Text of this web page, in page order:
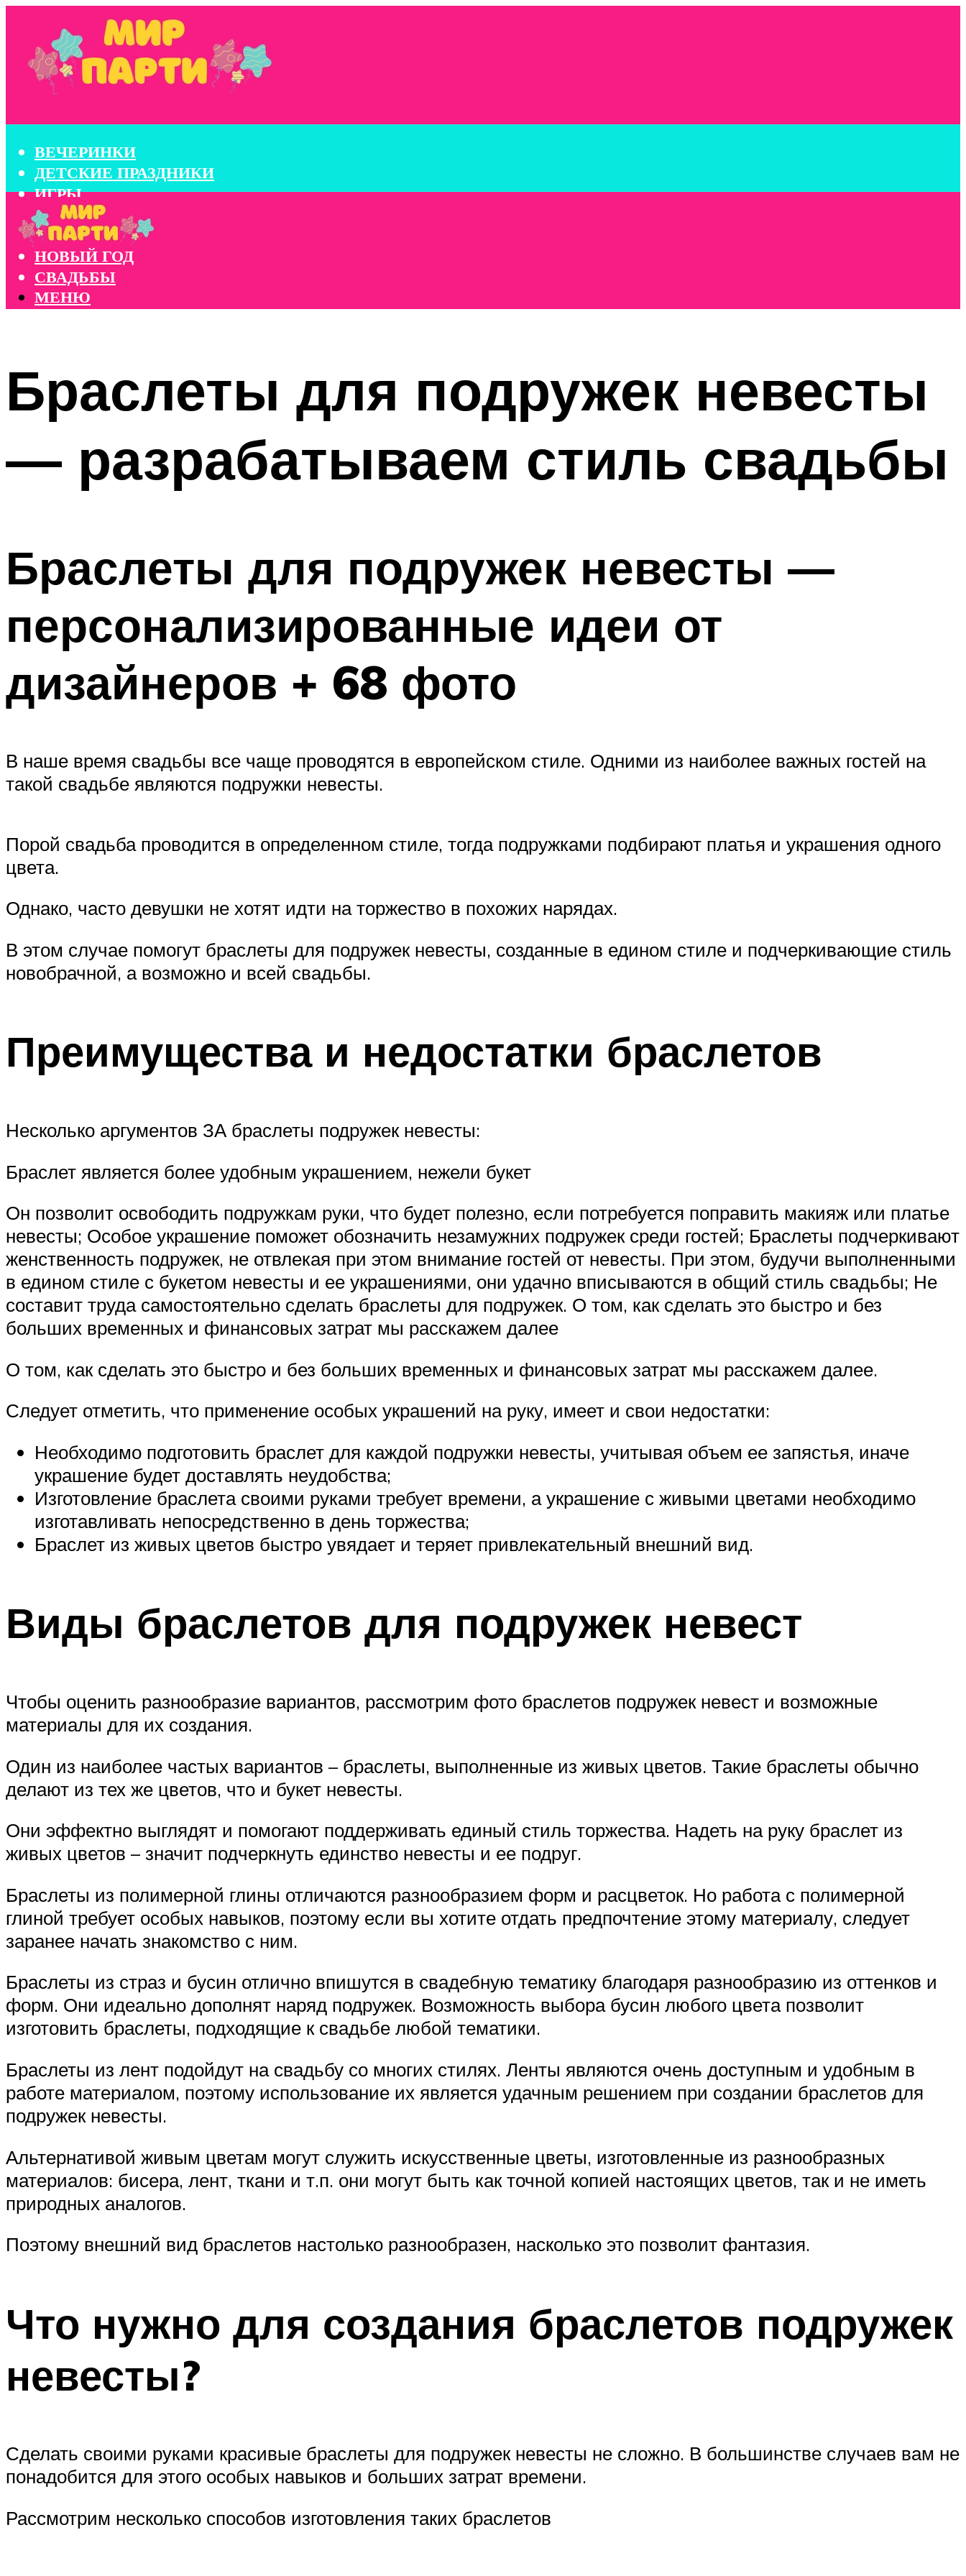
ВЕЧЕРИНКИ
ДЕТСКИЕ ПРАЗДНИКИ
ИГРЫ
КОНКУРСЫ
КОРПОРАТИВЫ
НОВЫЙ ГОД
СВАДЬБЫ
МЕНЮ
Браслеты для подружек невесты
— разрабатываем стиль свадьбы
Браслеты для подружек невесты —
персонализированные идеи от
дизайнеров + 68 фото
В наше время свадьбы все чаще проводятся в европейском стиле. Одними из наиболее важных гостей на
такой свадьбе являются подружки невесты.
Порой свадьба проводится в определенном стиле, тогда подружками подбирают платья и украшения одного
цвета.
Однако, часто девушки не хотят идти на торжество в похожих нарядах.
В этом случае помогут браслеты для подружек невесты, созданные в едином стиле и подчеркивающие стиль
новобрачной, а возможно и всей свадьбы.
Преимущества и недостатки браслетов
Несколько аргументов ЗА браслеты подружек невесты:
Браслет является более удобным украшением, нежели букет
Он позволит освободить подружкам руки, что будет полезно, если потребуется поправить макияж или платье
невесты; Особое украшение поможет обозначить незамужних подружек среди гостей; Браслеты подчеркивают
женственность подружек, не отвлекая при этом внимание гостей от невесты. При этом, будучи выполненными
в едином стиле с букетом невесты и ее украшениями, они удачно вписываются в общий стиль свадьбы; Не
составит труда самостоятельно сделать браслеты для подружек. О том, как сделать это быстро и без
больших временных и финансовых затрат мы расскажем далее
О том, как сделать это быстро и без больших временных и финансовых затрат мы расскажем далее.
Следует отметить, что применение особых украшений на руку, имеет и свои недостатки:
Необходимо подготовить браслет для каждой подружки невесты, учитывая объем ее запястья, иначе
украшение будет доставлять неудобства;
Изготовление браслета своими руками требует времени, а украшение с живыми цветами необходимо
изготавливать непосредственно в день торжества;
Браслет из живых цветов быстро увядает и теряет привлекательный внешний вид.
Виды браслетов для подружек невест
Чтобы оценить разнообразие вариантов, рассмотрим фото браслетов подружек невест и возможные
материалы для их создания.
Один из наиболее частых вариантов – браслеты, выполненные из живых цветов. Такие браслеты обычно
делают из тех же цветов, что и букет невесты.
Они эффектно выглядят и помогают поддерживать единый стиль торжества. Надеть на руку браслет из
живых цветов – значит подчеркнуть единство невесты и ее подруг.
Браслеты из полимерной глины отличаются разнообразием форм и расцветок. Но работа с полимерной
глиной требует особых навыков, поэтому если вы хотите отдать предпочтение этому материалу, следует
заранее начать знакомство с ним.
Браслеты из страз и бусин отлично впишутся в свадебную тематику благодаря разнообразию из оттенков и
форм. Они идеально дополнят наряд подружек. Возможность выбора бусин любого цвета позволит
изготовить браслеты, подходящие к свадьбе любой тематики.
Браслеты из лент подойдут на свадьбу со многих стилях. Ленты являются очень доступным и удобным в
работе материалом, поэтому использование их является удачным решением при создании браслетов для
подружек невесты.
Альтернативой живым цветам могут служить искусственные цветы, изготовленные из разнообразных
материалов: бисера, лент, ткани и т.п. они могут быть как точной копией настоящих цветов, так и не иметь
природных аналогов.
Поэтому внешний вид браслетов настолько разнообразен, насколько это позволит фантазия.
Что нужно для создания браслетов подружек
невесты?
Сделать своими руками красивые браслеты для подружек невесты не сложно. В большинстве случаев вам не
понадобится для этого особых навыков и больших затрат времени.
Рассмотрим несколько способов изготовления таких браслетов